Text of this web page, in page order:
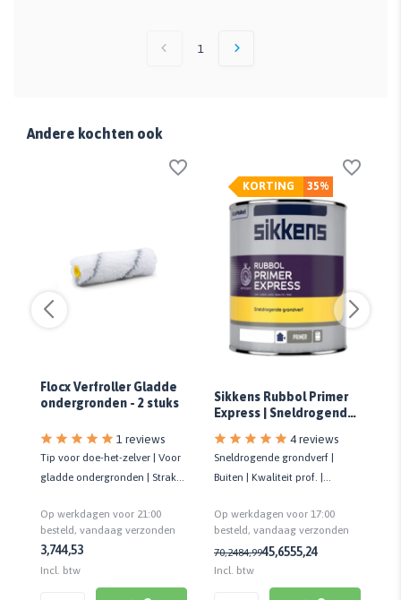
1
Andere kochten ook
Flocx Verfroller Gladde
ondergronden - 2 stuks
1 reviews
Tip voor doe-het-zelver | Voor
gladde ondergronden | Strak
Op werkdagen voor 21:00
besteld, vandaag verzonden
3,744,53
Incl. btw
35%
KORTING
Sikkens Rubbol Primer
Express | Sneldrogende
Grondverf
4 reviews
Sneldrogende grondverf |
Buiten | Kwaliteit prof. |
temperaturen (0°C)
Op werkdagen voor 17:00
besteld, vandaag verzonden
70,2484,9945,6555,24
Incl. btw